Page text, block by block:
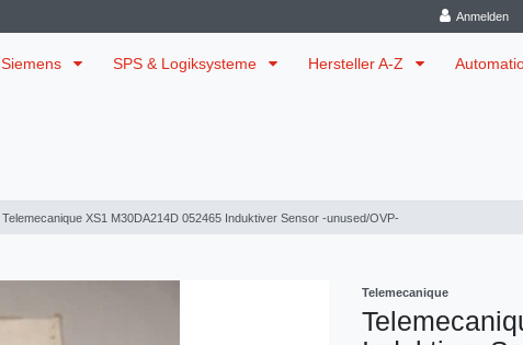
Anmelden
Siemens SPS & Logiksysteme Hersteller A-Z
Telemecanique XS1 M30DA214D 052465 Induktiver Sensor -unused/OVP-
Telemecanique